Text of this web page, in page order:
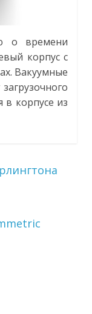
о времени
корпус с
Вакуумные
в корпусе из